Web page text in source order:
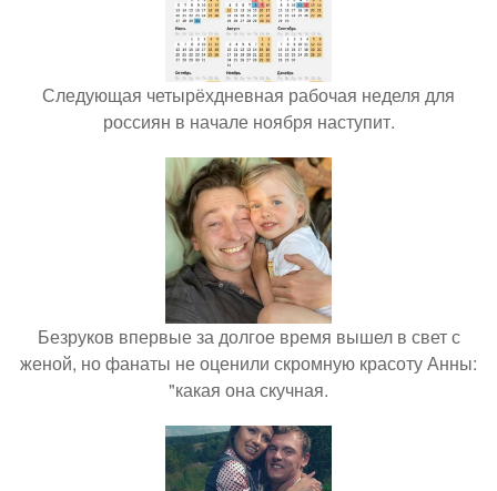
Следующая четырёхдневная рабочая неделя для
россиян в начале ноября наступит.
Безруков впервые за долгое время вышел в свет с
женой, но фанаты не оценили скромную красоту Анны:
"какая она скучная.